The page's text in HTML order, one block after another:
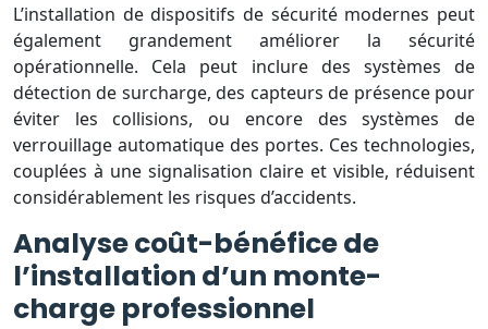
L’installation de dispositifs de sécurité modernes peut
également grandement améliorer la sécurité
opérationnelle. Cela peut inclure des systèmes de
détection de surcharge, des capteurs de présence pour
éviter les collisions, ou encore des systèmes de
verrouillage automatique des portes. Ces technologies,
couplées à une signalisation claire et visible, réduisent
considérablement les risques d’accidents.
Analyse coût-bénéfice de
l’installation d’un monte-
charge professionnel